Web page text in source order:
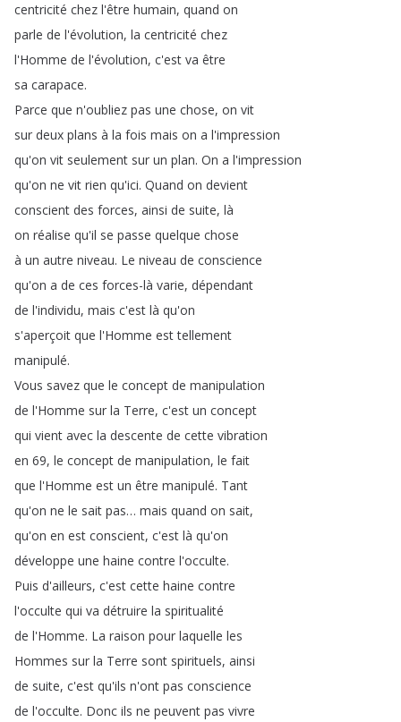
centricité chez l'être humain, quand on
parle de l'évolution, la centricité chez
l'Homme de l'évolution, c'est va être
sa carapace.
Parce que n'oubliez pas une chose, on vit
sur deux plans à la fois mais on a l'impression
qu'on vit seulement sur un plan. On a l'impression
qu'on ne vit rien qu'ici. Quand on devient
conscient des forces, ainsi de suite, là
on réalise qu'il se passe quelque chose
à un autre niveau. Le niveau de conscience
qu'on a de ces forces-là varie, dépendant
de l'individu, mais c'est là qu'on
s'aperçoit que l'Homme est tellement
manipulé.
Vous savez que le concept de manipulation
de l'Homme sur la Terre, c'est un concept
qui vient avec la descente de cette vibration
en 69, le concept de manipulation, le fait
que l'Homme est un être manipulé. Tant
qu'on ne le sait pas… mais quand on sait,
qu'on en est conscient, c'est là qu'on
développe une haine contre l'occulte.
Puis d'ailleurs, c'est cette haine contre
l'occulte qui va détruire la spiritualité
de l'Homme. La raison pour laquelle les
Hommes sur la Terre sont spirituels, ainsi
de suite, c'est qu'ils n'ont pas conscience
de l'occulte. Donc ils ne peuvent pas vivre